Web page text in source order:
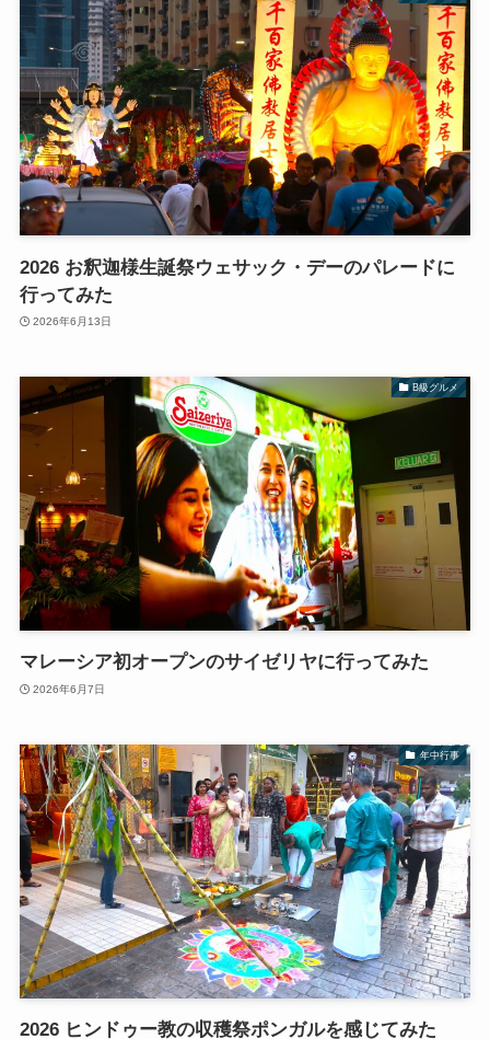
2026 お釈迦様生誕祭ウェサック・デーのパレードに
行ってみた
2026年6月13日
B級グルメ
マレーシア初オープンのサイゼリヤに行ってみた
2026年6月7日
年中行事
2026 ヒンドゥー教の収穫祭ポンガルを感じてみた